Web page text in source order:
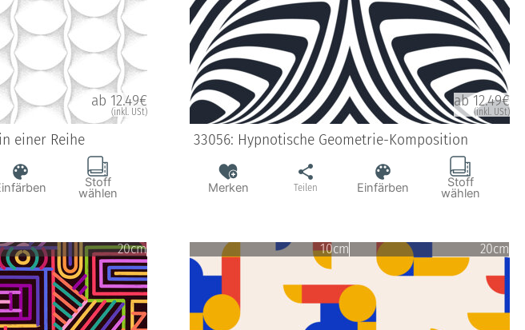
ab 12.49€
(inkl. USt)
einer Reihe
Stoff
wählen
ab 12.49€
(inkl. USt)
33056: Hypnotische Geometrie-Komposition
Merken Teilen Einfärben Stoff
wählen
20cm 10cm 20cm